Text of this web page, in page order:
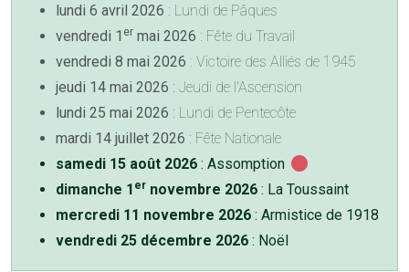
lundi 6 avril 2026 : Lundi de Pâques
vendredi 1 er mai 2026 : Fête du Travail
vendredi 8 mai 2026 : Victoire des Alliés de 1945
jeudi 14 mai 2026 : Jeudi de l'Ascension
lundi 25 mai 2026 : Lundi de Pentecôte
mardi 14 juillet 2026 : Fête Nationale
samedi 15 août 2026 : Assomption
dimanche 1 er novembre 2026 : La Toussaint
mercredi 11 novembre 2026 : Armistice de 1918
vendredi 25 décembre 2026 : Noël